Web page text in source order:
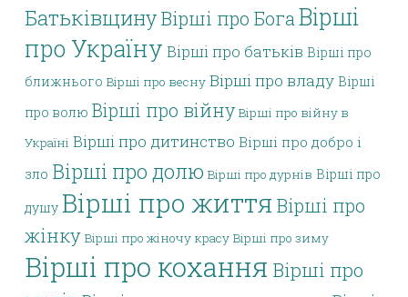
БатьківщинуВірші про БогаВірші
про Україну Вірші про батьків Вірші про
ближнього Вірші про весну Вірші про владу Вірші
про волю Вірші про війну Вірші про війну в
Україні Вірші про дитинство Вірші про добро і
зло Вірші про долю Вірші про дурнів Вірші про
душу Вірші про життя Вірші про
жінку Вірші про жіночу красу Вірші про зиму
Вірші про кохання Вірші про